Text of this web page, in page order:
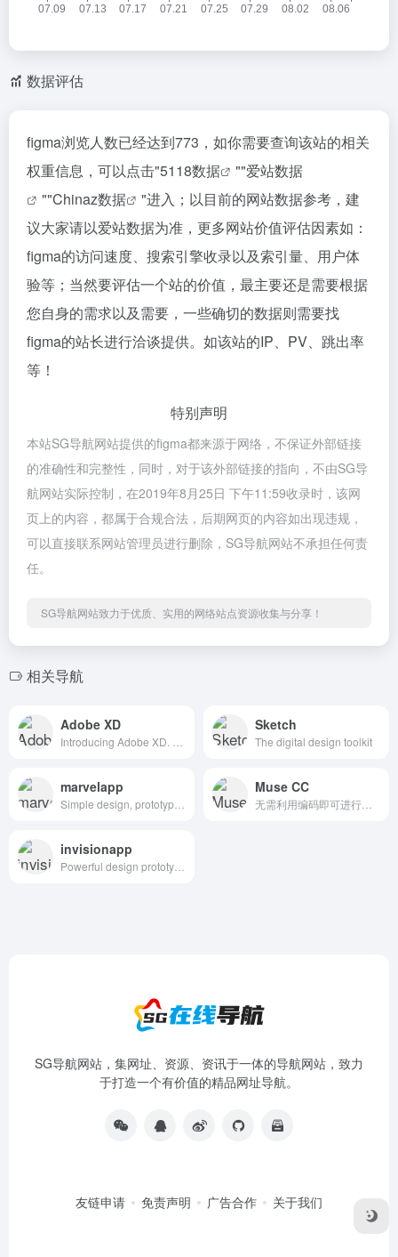
数据评估
figma浏览人数已经达到773，如你需要查询该站的相关
权重信息，可以点击"5118数据 ""爱站数据
""Chinaz数据
"进入；以目前的网站数据参考，建
议大家请以爱站数据为准，更多网站价值评估因素如：
figma的访问速度、搜索引擎收录以及索引量、用户体
验等；当然要评估一个站的价值，最主要还是需要根据
您自身的需求以及需要，一些确切的数据则需要找
figma的站长进行洽谈提供。如该站的IP、PV、跳出率
等！
特别声明
本站SG导航网站提供的figma都来源于网络，不保证外部链接
的准确性和完整性，同时，对于该外部链接的指向，不由SG导
航网站实际控制，在2019年8月25日 下午11:59收录时，该网
页上的内容，都属于合规合法，后期网页的内容如出现违规，
可以直接联系网站管理员进行删除，SG导航网站不承担任何责
任。
SG导航网站致力于优质、实用的网络站点资源收集与分享！
相关导航
Adobe XD Sketch
The digital design toolkit
marvelapp Muse CC
invisionapp
SG导航网站，集网址、资源、资讯于一体的导航网站，致力
于打造一个有价值的精品网址导航。
友链申请 免责声明 广告合作 关于我们